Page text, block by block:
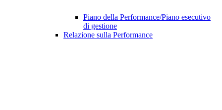
Piano della Performance/Piano esecutivo
di gestione
Relazione sulla Performance